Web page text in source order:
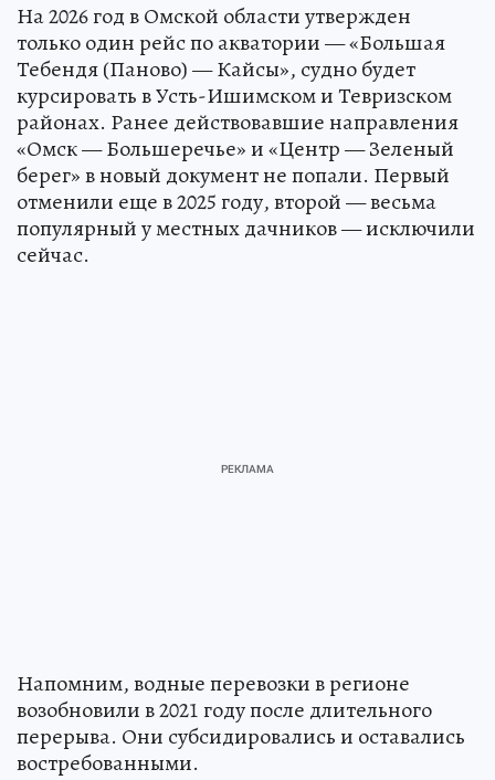
На 2026 год в Омской области утвержден
только один рейс по акватории — «Большая
Тебендя (Паново) — Кайсы», судно будет
курсировать в Усть-Ишимском и Тевризском
районах. Ранее действовавшие направления
«Омск — Большеречье» и «Центр — Зеленый
берег» в новый документ не попали. Первый
отменили еще в 2025 году, второй — весьма
популярный у местных дачников — исключили
сейчас.
Напомним, водные перевозки в регионе
возобновили в 2021 году после длительного
перерыва. Они субсидировались и оставались
востребованными.